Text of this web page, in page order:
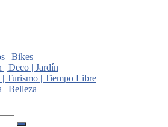
| Bikes
| Deco | Jardín
| Turismo | Tiempo Libre
| Belleza